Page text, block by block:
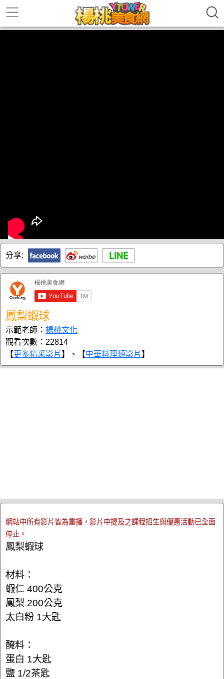
分享:
鳳梨蝦球
示範老師： 楊桃文化
觀看次數：22814
【更多精采影片 】、【中華料理類影片 】
網站中所有影片皆為重播，影片中提及之課程招生與優惠活動已全面
停止。
鳳梨蝦球
材料：
蝦仁 400公克
鳳梨 200公克
太白粉 1大匙
醃料：
蛋白 1大匙
鹽 1/2茶匙